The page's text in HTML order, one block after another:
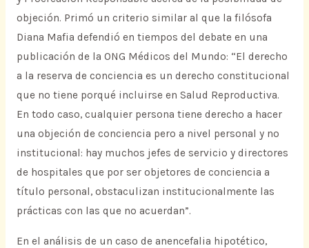
objeción. Primó un criterio similar al que la filósofa
Diana Mafia defendió en tiempos del debate en una
publicación de la ONG Médicos del Mundo: “El derecho
a la reserva de conciencia es un derecho constitucional
que no tiene porqué incluirse en Salud Reproductiva.
En todo caso, cualquier persona tiene derecho a hacer
una objeción de conciencia pero a nivel personal y no
institucional: hay muchos jefes de servicio y directores
de hospitales que por ser objetores de conciencia a
título personal, obstaculizan institucionalmente las
prácticas con las que no acuerdan”.
En el análisis de un caso de anencefalia hipotético,